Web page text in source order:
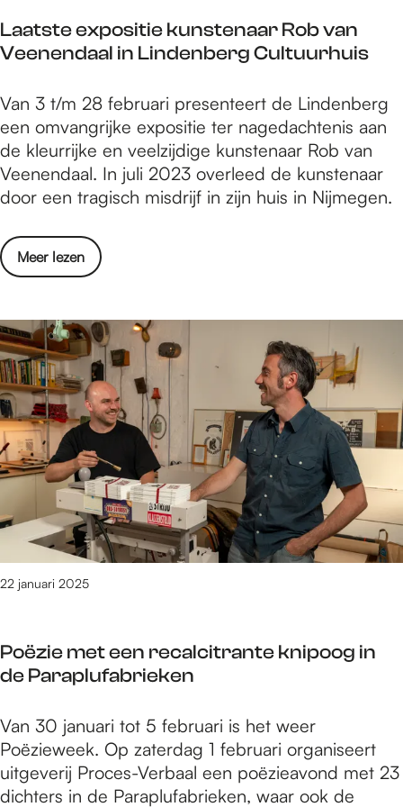
e
B
s
t
w
e
n
g
l
e
h
e
e
s
t
c
u
u
u
r
p
r
f
e
s
i
o
n
a
:
h
e
t
n
i
w
e
o
o
r
j
5
i
p
a
c
t
a
s
c
t
u
u
r
p
r
o
e
s
n
a
l
h
e
t
Laatste expositie kunstenaar Rob van
Veenendaal in Lindenberg Cultuurhuis
L
a
a
t
s
e
e
o
s
i
t
i
e
k
n
t
e
a
a
r
o
b
v
Van 3 t/m 28 februari presenteert de Lindenberg
een omvangrijke expositie ter nagedachtenis aan
de kleurrijke en veelzijdige kunstenaar Rob van
Veenendaal. In juli 2023 overleed de kunstenaar
door een tragisch misdrijf in zijn huis in Nijmegen.
Meer lezen
o
v
r
L
a
a
t
t
e
e
x
p
o
t
i
k
u
n
s
Poëzie met een recalcitrante knipoog in
de Paraplufabrieken
22 januari 2025
P
o
ë
z
Van 30 januari tot 5 februari is het weer
Poëzieweek. Op zaterdag 1 februari organiseert
uitgeverij Proces-Verbaal een poëzieavond met 23
dichters in de Paraplufabrieken, waar ook de